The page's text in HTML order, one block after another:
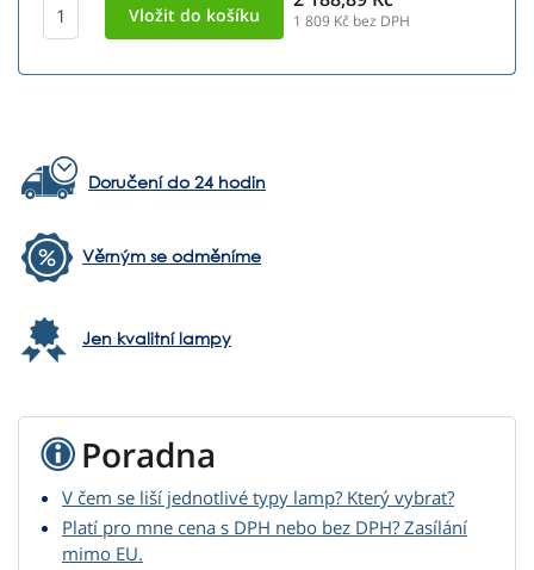
1 809 Kč bez DPH
Doručení do 24 hodin
Věrným se odměníme
Jen kvalitní lampy
Poradna
V čem se liší jednotlivé typy lamp? Který vybrat?
Platí pro mne cena s DPH nebo bez DPH? Zasílání
mimo EU.